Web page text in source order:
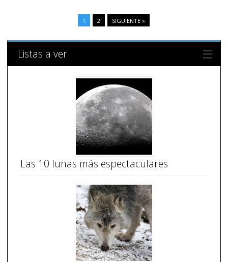
1 2 SIGUIENTE »
Listas a ver
Las 10 lunas más espectaculares